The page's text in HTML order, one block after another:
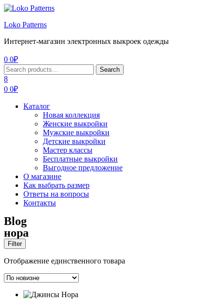
Menu
Loko Patterns
Интернет-магазин электронных выкроек одежды
0 0₽
Search
for:
Search
8
0 0₽
Каталог
Новая коллекция
Женские выкройки
Мужские выкройки
Детские выкройки
Мастер классы
Бесплатные выкройки
Выгодное предложение
О магазине
Как выбрать размер
Ответы на вопросы
Контакты
Blog
нора
Filter
Отображение единственного товара